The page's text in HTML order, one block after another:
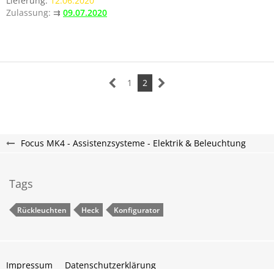
Zulassung: ⇉ 09.07.2020
1 2
Focus MK4 - Assistenzsysteme - Elektrik & Beleuchtung
Tags
Rückleuchten Heck Konfigurator
Impressum Datenschutzerklärung